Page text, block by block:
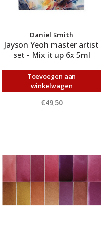
Daniel Smith
Jayson Yeoh master artist
set - Mix it up 6x 5ml
Toevoegen aan
winkelwagen
€49,50